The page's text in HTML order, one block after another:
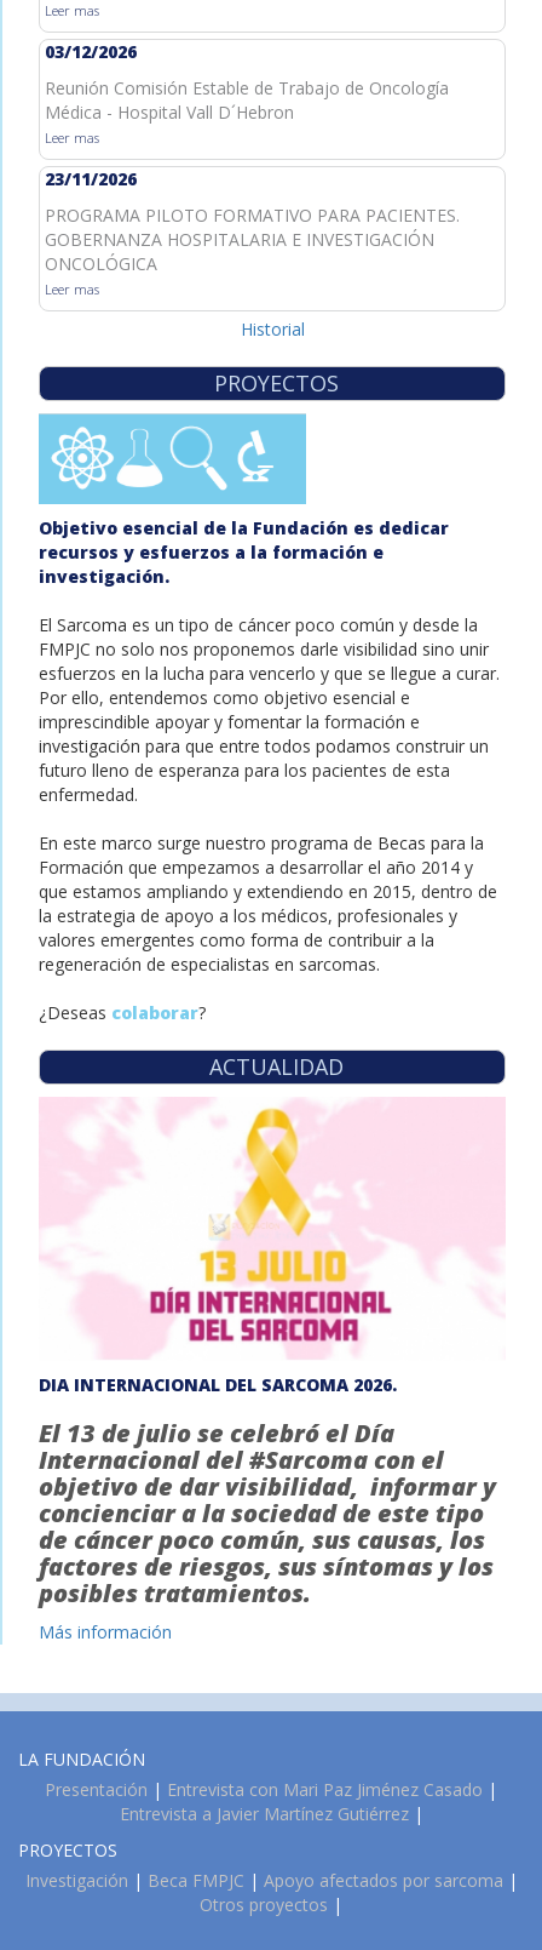
Leer mas
03/12/2026
Reunión Comisión Estable de Trabajo de Oncología
Médica - Hospital Vall D´Hebron
Leer mas
23/11/2026
PROGRAMA PILOTO FORMATIVO PARA PACIENTES.
GOBERNANZA HOSPITALARIA E INVESTIGACIÓN
ONCOLÓGICA
Leer mas
Historial
PROYECTOS
Objetivo esencial de la Fundación es dedicar
recursos y esfuerzos a la formación e
investigación.
El Sarcoma es un tipo de cáncer poco común y desde la
FMPJC no solo nos proponemos darle visibilidad sino unir
esfuerzos en la lucha para vencerlo y que se llegue a curar.
Por ello, entendemos como objetivo esencial e
imprescindible apoyar y fomentar la formación e
investigación para que entre todos podamos construir un
futuro lleno de esperanza para los pacientes de esta
enfermedad.
En este marco surge nuestro programa de Becas para la
Formación que empezamos a desarrollar el año 2014 y
que estamos ampliando y extendiendo en 2015, dentro de
la estrategia de apoyo a los médicos, profesionales y
valores emergentes como forma de contribuir a la
regeneración de especialistas en sarcomas.
¿Deseas colaborar?
ACTUALIDAD
DIA INTERNACIONAL DEL SARCOMA 2026.
El 13 de julio se celebró el Día
Internacional del #Sarcoma con el
objetivo de dar visibilidad, informar y
concienciar a la sociedad de este tipo
de cáncer poco común, sus causas, los
factores de riesgos, sus síntomas y los
posibles tratamientos.
Más información
LA FUNDACIÓN
Presentación | Entrevista con Mari Paz Jiménez Casado |
Entrevista a Javier Martínez Gutiérrez|
PROYECTOS
Investigación | Beca FMPJC | Apoyo afectados por sarcoma |
Otros proyectos |